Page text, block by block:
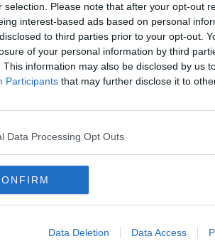
selection. Please note that after your opt-out
interest-based ads based on personal
to third parties prior to your opt-out.
of your personal information by third
This information may also be disclosed by us
Participants that may further disclose it to
Data Processing Opt Outs
Data Deletion Data Access
LUNEDÌ16 MARZO
per la prevenzione
un altro giro delle isole minori con
la salute dei cittadini insulari. Ecco gli altri
MERCOLEDÌ
sindaco, sei esempi in
la Toscana sono 62 pari al 22,7% del totale. Il
prima edizione degli “Stati generali delle